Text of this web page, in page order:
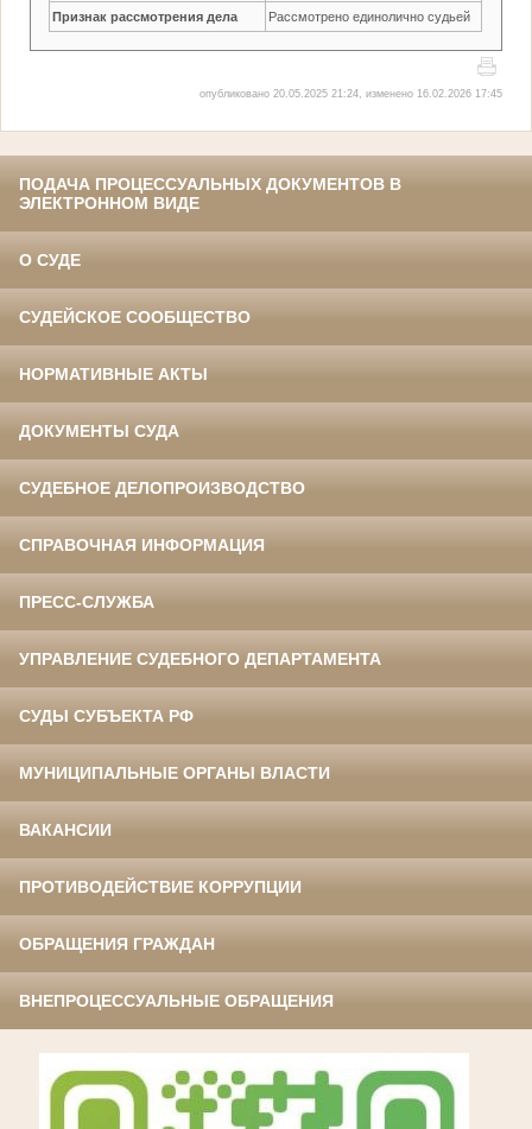
Признак рассмотрения дела Рассмотрено единолично судьей
опубликовано 20.05.2025 21:24, изменено 16.02.2026 17:45
ПОДАЧА ПРОЦЕССУАЛЬНЫХ ДОКУМЕНТОВ В
ЭЛЕКТРОННОМ ВИДЕ
О СУДЕ
СУДЕЙСКОЕ СООБЩЕСТВО
НОРМАТИВНЫЕ АКТЫ
ДОКУМЕНТЫ СУДА
СУДЕБНОЕ ДЕЛОПРОИЗВОДСТВО
СПРАВОЧНАЯ ИНФОРМАЦИЯ
ПРЕСС-СЛУЖБА
УПРАВЛЕНИЕ СУДЕБНОГО ДЕПАРТАМЕНТА
СУДЫ СУБЪЕКТА РФ
МУНИЦИПАЛЬНЫЕ ОРГАНЫ ВЛАСТИ
ВАКАНСИИ
ПРОТИВОДЕЙСТВИЕ КОРРУПЦИИ
ОБРАЩЕНИЯ ГРАЖДАН
ВНЕПРОЦЕССУАЛЬНЫЕ ОБРАЩЕНИЯ